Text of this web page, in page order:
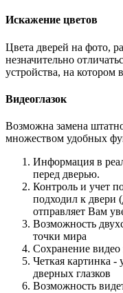
Искажение цветов
Цвета дверей на фото,
незначительно
устройства, на котором
Видеоглазок
Возможна замена
множеством удобных
Информация в
перед дверью.
Контроль и учет
подходил к двери
отправляет Вам
Возможность
точки мира
Сохранение видео
Четкая картинка
дверных глазков
Возможность